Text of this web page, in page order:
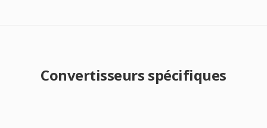
Convertisseurs spécifiques